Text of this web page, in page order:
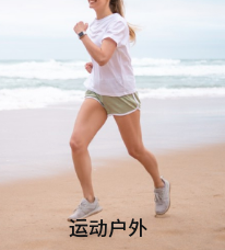
时尚奢品